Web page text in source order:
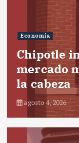
Economía
Chipotle
mercado
la cabeza
agosto 4, 2026